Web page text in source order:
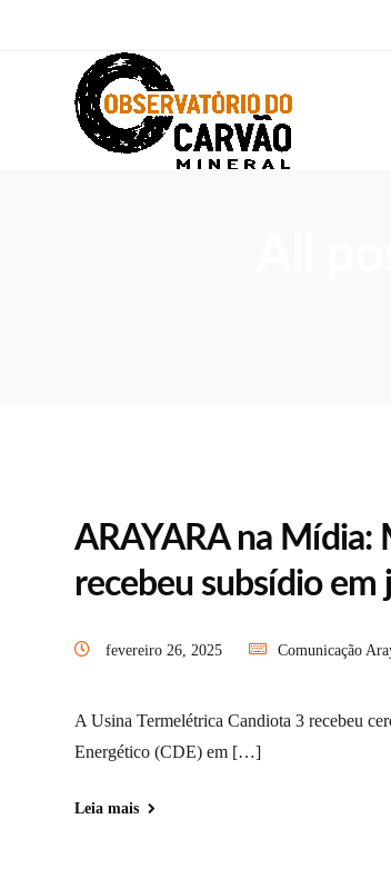
ARAYARA na Mídia:
recebeu subsídio em
fevereiro 26, 2025 Comunicação
A Usina Termelétrica Candiota 3 recebeu
Energético (CDE) em […]
Leia mais